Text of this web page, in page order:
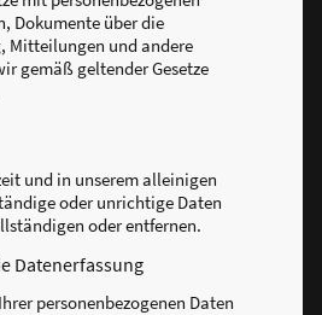
Dokumente über die
Mitteilungen und andere
gemäß geltender Gesetze
und in unserem alleinigen
oder unrichtige Daten
oder entfernen.
Datenerfassung
personenbezogenen Daten